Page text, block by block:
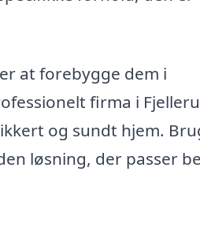
at forebygge dem i
firma i
og sundt hjem.
løsning, der passer